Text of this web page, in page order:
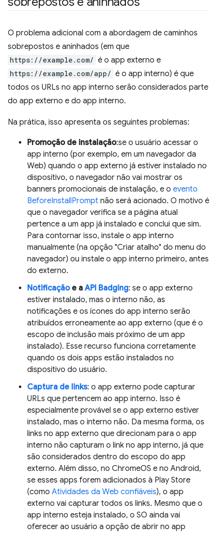
O problema adicional com a abordagem de caminhos
sobrepostos e aninhados (em que
https://example.com/ é o app externo e
https://example.com/app/ é o app interno) é que
todos os URLs no app interno serão considerados parte
do app externo e do app interno.
Na prática, isso apresenta os seguintes problemas:
Promoção de instalação:se o usuário acessar o
app interno (por exemplo, em um navegador da
Web) quando o app externo já estiver instalado no
dispositivo, o navegador não vai mostrar os
banners promocionais de instalação, e o evento
BeforeInstallPrompt não será acionado. O motivo é
que o navegador verifica se a página atual
pertence a um app já instalado e conclui que sim.
Para contornar isso, instale o app interno
manualmente (na opção "Criar atalho" do menu do
navegador) ou instale o app interno primeiro, antes
do externo.
Notificaçãoe aAPI Badging: se o app externo
estiver instalado, mas o interno não, as
notificações e os ícones do app interno serão
atribuídos erroneamente ao app externo (que é o
escopo de inclusão mais próximo de um app
instalado). Esse recurso funciona corretamente
quando os dois apps estão instalados no
dispositivo do usuário.
Captura de links: o app externo pode capturar
URLs que pertencem ao app interno. Isso é
especialmente provável se o app externo estiver
instalado, mas o interno não. Da mesma forma, os
links no app externo que direcionam para o app
interno não capturam o link no app interno, já que
são considerados dentro do escopo do app
externo. Além disso, no ChromeOS e no Android,
se esses apps forem adicionados à Play Store
(como Atividades da Web confiáveis), o app
externo vai capturar todos os links. Mesmo que o
app interno esteja instalado, o SO ainda vai
oferecer ao usuário a opção de abrir no app